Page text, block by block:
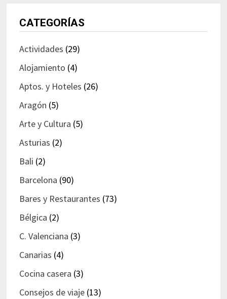
CATEGORÍAS
Actividades (29)
Alojamiento (4)
Aptos. y Hoteles (26)
Aragón (5)
Arte y Cultura (5)
Asturias (2)
Bali (2)
Barcelona (90)
Bares y Restaurantes (73)
Bélgica (2)
C. Valenciana (3)
Canarias (4)
Cocina casera (3)
Consejos de viaje(13)